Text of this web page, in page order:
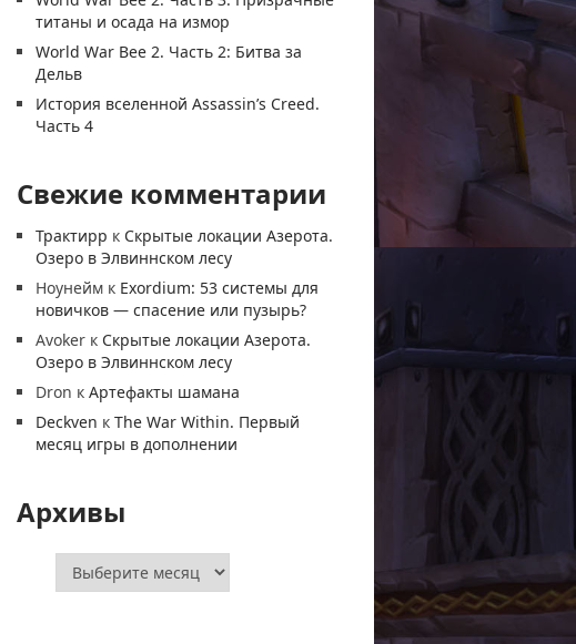
титаны и осада на измор
World War Bee 2. Часть 2: Битва за
Дельв
История вселенной Assassin’s Creed.
Часть 4
Свежие комментарии
Трактирр к Скрытые локации Азерота.
Озеро в Элвиннском лесу
Ноунейм к Exordium: 53 системы для
новичков — спасение или пузырь?
Avoker к Скрытые локации Азерота.
Озеро в Элвиннском лесу
Dron кАртефакты шамана
Deckven кThe War Within. Первый
месяц игры в дополнении
Архивы
Архивы